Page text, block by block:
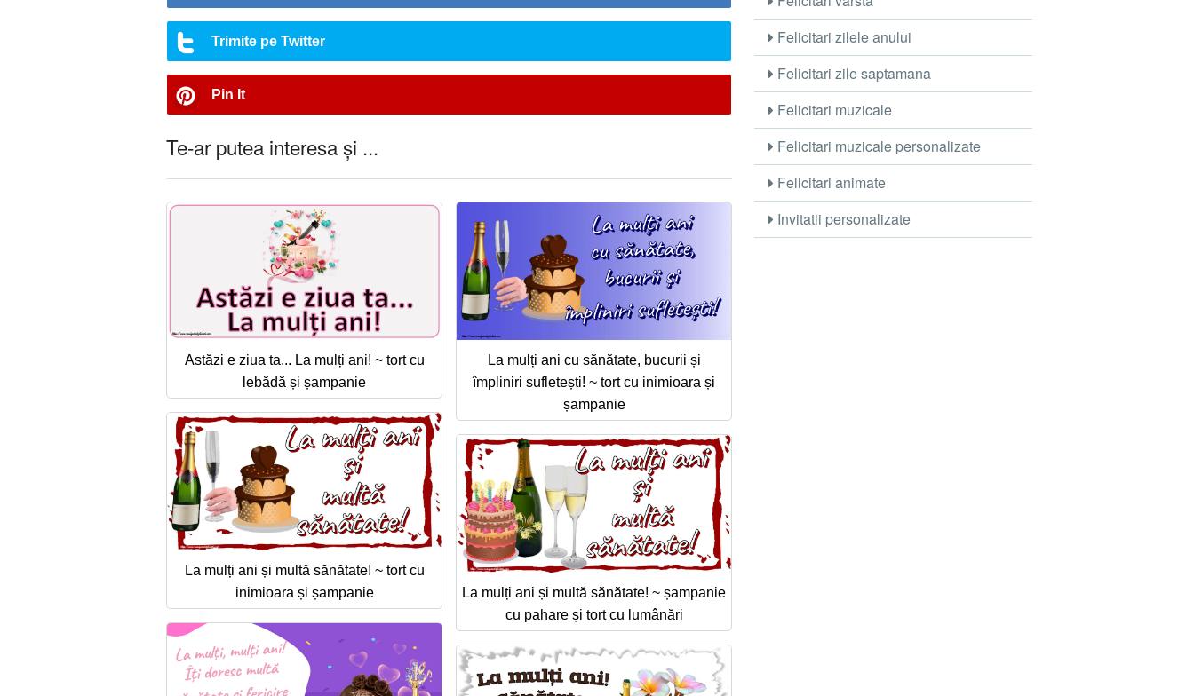
Trimite pe Twitter
Pin It
Te-ar putea interesa și ...
Astăzi e ziua ta... La mulți ani! ~ tort cu
lebădă și șampanie
La mulți ani cu sănătate, bucurii și
împliniri sufletești! ~ tort cu inimioara și
șampanie
La mulți ani și multă sănătate! ~ tort cu
inimioara și șampanie
La mulți ani și multă sănătate! ~ șampanie
cu pahare și tort cu lumânări
Felicitari zilele anului
Felicitari zile saptamana
Felicitari muzicale
Felicitari muzicale personalizate
Felicitari animate
Invitatii personalizate